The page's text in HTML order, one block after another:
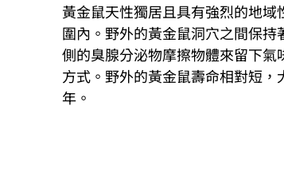
黃金鼠天性獨居且具有強烈的地
圍內。野外的黃金鼠洞穴之間保
側的臭腺分泌物摩擦物體來留下
方式。野外的黃金鼠壽命相對短，
年。